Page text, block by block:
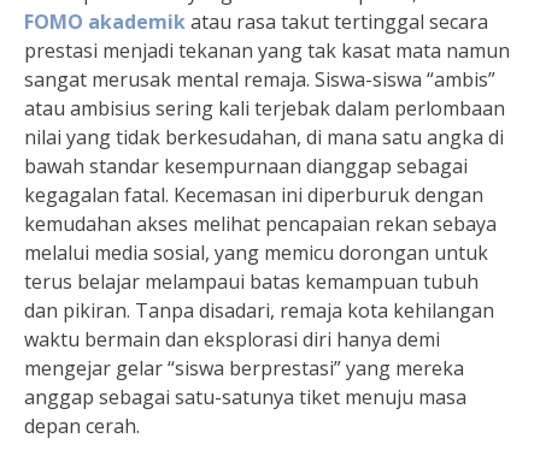
FOMO akademikatau rasa takut tertinggal secara
prestasi menjadi tekanan yang tak kasat mata namun
sangat merusak mental remaja. Siswa-siswa “ambis”
atau ambisius sering kali terjebak dalam perlombaan
nilai yang tidak berkesudahan, di mana satu angka di
bawah standar kesempurnaan dianggap sebagai
kegagalan fatal. Kecemasan ini diperburuk dengan
kemudahan akses melihat pencapaian rekan sebaya
melalui media sosial, yang memicu dorongan untuk
terus belajar melampaui batas kemampuan tubuh
dan pikiran. Tanpa disadari, remaja kota kehilangan
waktu bermain dan eksplorasi diri hanya demi
mengejar gelar “siswa berprestasi” yang mereka
anggap sebagai satu-satunya tiket menuju masa
depan cerah.